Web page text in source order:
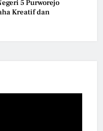
5 Purworejo
Kreatif dan